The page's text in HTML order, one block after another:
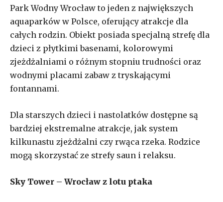
Park Wodny Wrocław to jeden z największych
aquaparków w Polsce, oferujący atrakcje dla
całych rodzin. Obiekt posiada specjalną strefę dla
dzieci z płytkimi basenami, kolorowymi
zjeżdżalniami o różnym stopniu trudności oraz
wodnymi placami zabaw z tryskającymi
fontannami.
Dla starszych dzieci i nastolatków dostępne są
bardziej ekstremalne atrakcje, jak system
kilkunastu zjeżdżalni czy rwąca rzeka. Rodzice
mogą skorzystać ze strefy saun i relaksu.
Sky Tower – Wrocław z lotu ptaka